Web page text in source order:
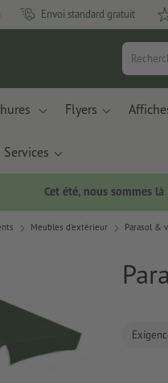
Envoi standard gratuit
Flyers
Services
Cet été, nous sommes là
Meubles d'extérieur Parasol &